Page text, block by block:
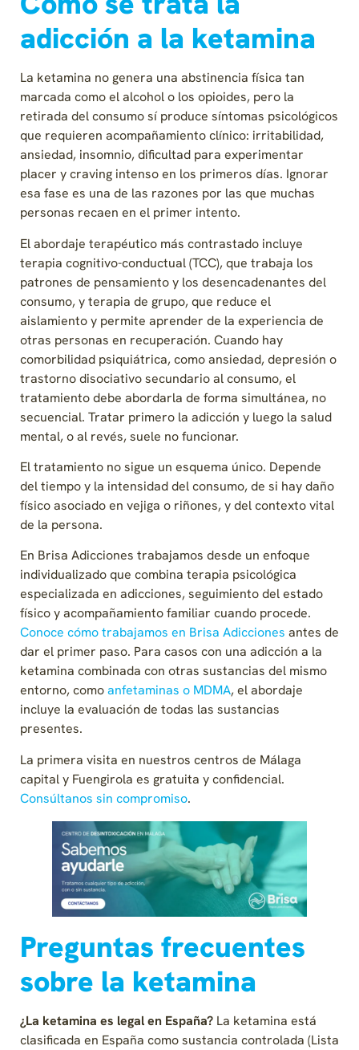
adicción a la ketamina
La ketamina no genera una abstinencia física tan
marcada como el alcohol o los opioides, pero la
retirada del consumo sí produce síntomas psicológicos
que requieren acompañamiento clínico: irritabilidad,
ansiedad, insomnio, dificultad para experimentar
placer y craving intenso en los primeros días. Ignorar
esa fase es una de las razones por las que muchas
personas recaen en el primer intento.
El abordaje terapéutico más contrastado incluye
terapia cognitivo-conductual (TCC), que trabaja los
patrones de pensamiento y los desencadenantes del
consumo, y terapia de grupo, que reduce el
aislamiento y permite aprender de la experiencia de
otras personas en recuperación. Cuando hay
comorbilidad psiquiátrica, como ansiedad, depresión o
trastorno disociativo secundario al consumo, el
tratamiento debe abordarla de forma simultánea, no
secuencial. Tratar primero la adicción y luego la salud
mental, o al revés, suele no funcionar.
El tratamiento no sigue un esquema único. Depende
del tiempo y la intensidad del consumo, de si hay daño
físico asociado en vejiga o riñones, y del contexto vital
de la persona.
En Brisa Adicciones trabajamos desde un enfoque
individualizado que combina terapia psicológica
especializada en adicciones, seguimiento del estado
físico y acompañamiento familiar cuando procede.
Conoce cómo trabajamos en Brisa Adicciones antes de
dar el primer paso. Para casos con una adicción a la
ketamina combinada con otras sustancias del mismo
entorno, comoanfetaminas o MDMA, el abordaje
incluye la evaluación de todas las sustancias
presentes.
La primera visita en nuestros centros de Málaga
capital y Fuengirola es gratuita y confidencial.
Consúltanos sin compromiso.
Preguntas frecuentes
sobre la ketamina
¿La ketamina es legal en España? La ketamina está
clasificada en España como sustancia controlada (Lista